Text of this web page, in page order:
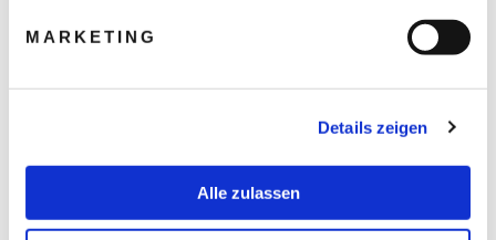
MARKETING
Details zeigen
Alle zulassen